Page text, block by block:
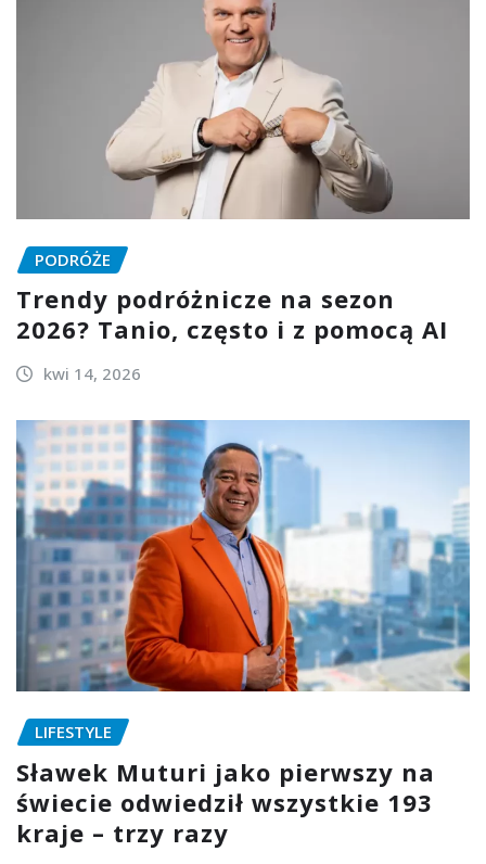
PODRÓŻE
Trendy podróżnicze na sezon
2026? Tanio, często i z pomocą AI
kwi 14, 2026
LIFESTYLE
Sławek Muturi jako pierwszy na
świecie odwiedził wszystkie 193
kraje – trzy razy